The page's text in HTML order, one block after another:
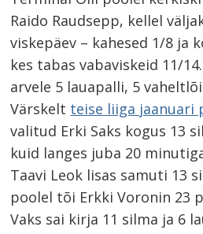
Raido Raudsepp, kellel
viskepäev – kahesed 1/8 ja
kes tabas vabaviskeid 11/
arvele 5 lauapalli, 5
Värskelt teise liiga jaanuari
valitud Erki Saks kogus 13
kuid langes juba 20
Taavi Leok lisas samuti 13
poolel tõi Erkki Voronin 23
Vaks sai kirja 11 silma ja 6